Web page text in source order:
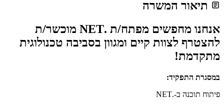
תיאור המשרה
אנחנו מחפשים מפתח/ת .NET מוכשר/ת
להצטרף לצוות קיים ומגוון בסביבה טכנולוגית
מתקדמת!
במסגרת התפקיד:
פיתוח תוכנה ב-.NET